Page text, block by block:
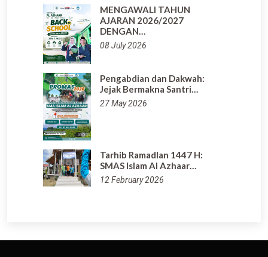
MENGAWALI TAHUN
AJARAN 2026/2027
DENGAN…
08 July 2026
Pengabdian dan Dakwah:
Jejak Bermakna Santri…
27 May 2026
Tarhib Ramadlan 1447 H:
SMAS Islam Al Azhaar…
12 February 2026